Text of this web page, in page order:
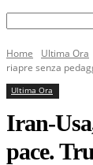
Home Ultima Ora
riapre senza
Ultima Ora
Iran-
pace.